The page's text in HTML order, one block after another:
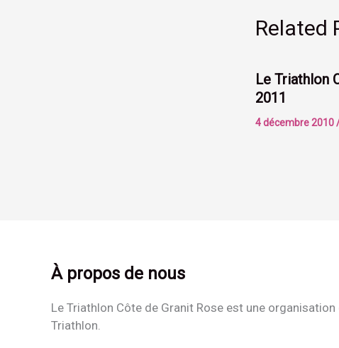
Related
Le Triathlon
2011
4 décembre 2010
À propos de nous
Le Triathlon Côte de Granit Rose est une organisation
Triathlon.